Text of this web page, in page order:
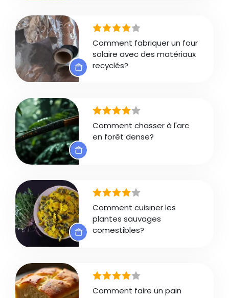
Comment fabriquer un four
solaire avec des matériaux
recyclés?
Comment chasser à l'arc
en forêt dense?
Comment cuisiner les
plantes sauvages
comestibles?
Comment faire un pain